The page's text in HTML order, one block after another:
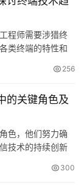
程师需要涉猎终
类终端的特性和
256
的关键角色及
色，他们努力确
技术的持续创新
300